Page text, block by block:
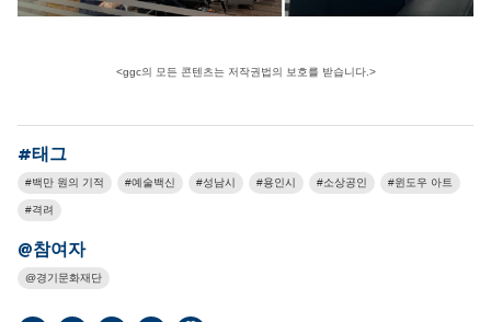
<ggc의 모든 콘텐츠는 저작권법의 보호를 받습니다.>
#태그
백만 원의 기적 예술백신 성남시 용인시 소상공인 윈도우 아트
격려
@참여자
경기문화재단